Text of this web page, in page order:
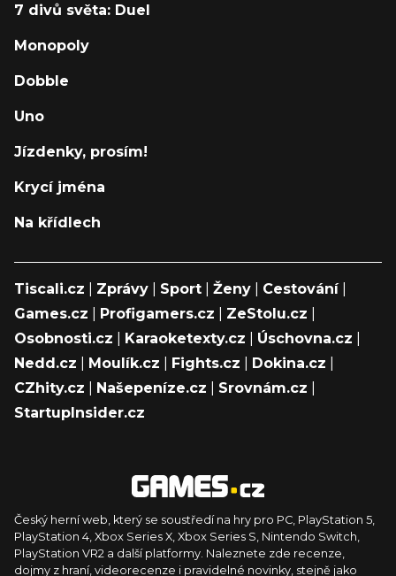
7 divů světa: Duel
Monopoly
Dobble
Uno
Jízdenky, prosím!
Krycí jména
Na křídlech
Tiscali.cz Zprávy Sport Ženy Cestování|
Games.cz
Profigamers.cz ZeStolu.cz
Osobnosti.cz
Karaoketexty.cz Úschovna.cz
Nedd.cz
Moulík.cz Fights.cz Dokina.cz
CZhity.cz
Našepeníze.cz Srovnám.cz
StartupInsider.cz
Český herní web, který se soustředí na hry pro PC, PlayStation 5,
PlayStation 4, Xbox Series X, Xbox Series S, Nintendo Switch,
PlayStation VR2 a další platformy. Naleznete zde recenze,
dojmy z hraní, videorecenze i pravidelné novinky, stejně jako